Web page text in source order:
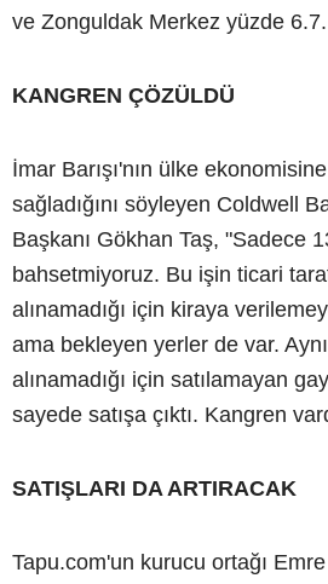
ve Zonguldak Merkez yüzde 6.7.
KANGREN ÇÖZÜLDÜ
İmar Barışı'nın ülke
sağladığını söyleyen Coldwell
Başkanı Gökhan Taş, "Sadece
bahsetmiyoruz. Bu işin ticari
alınamadığı için kiraya
ama bekleyen yerler de var.
alınamadığı için satılamayan
sayede satışa çıktı. Kangren
SATIŞLARI DA ARTIRACAK
Tapu.com'un kurucu ortağı